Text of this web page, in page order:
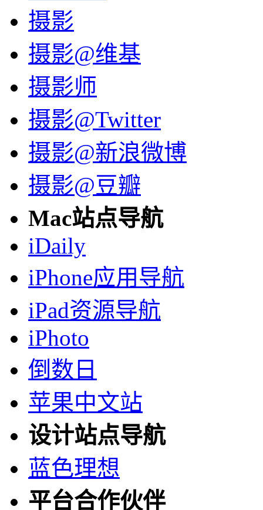
摄影
摄影@维基
摄影师
摄影@Twitter
摄影@新浪微博
摄影@豆瓣
Mac站点导航
iDaily
iPhone应用导航
iPad资源导航
iPhoto
倒数日
苹果中文站
设计站点导航
蓝色理想
平台合作伙伴